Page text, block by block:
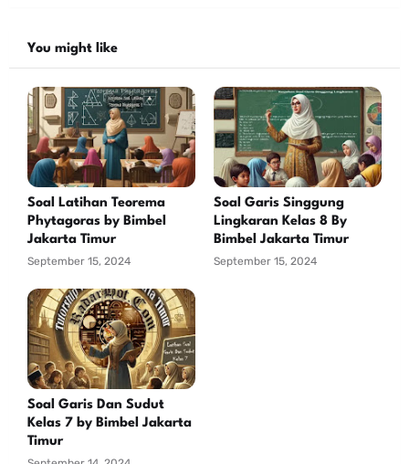
You might like
Soal Latihan Teorema
Phytagoras by Bimbel
Jakarta Timur
September 15, 2024
Soal Garis Singgung
Lingkaran Kelas 8 By
Bimbel Jakarta Timur
September 15, 2024
Soal Garis Dan Sudut
Kelas 7 by Bimbel Jakarta
Timur